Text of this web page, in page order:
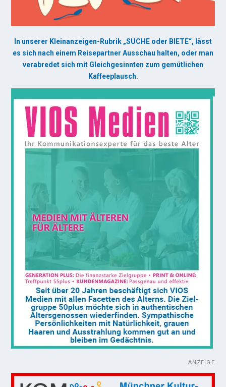
In unserer Kleinanzeigen-Rubrik „SUCHE oder BIETE“, lässt
es sich nach einem Reisepartner Ausschau halten, oder man
verabredet sich mit Gleichgesinnten zum gemütlichen
Kaffeeplausch.
ANZEIGE